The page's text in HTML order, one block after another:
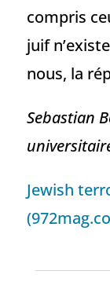
compris
juif
nous, la
Sebastian
Jewish